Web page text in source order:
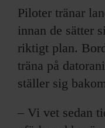
OM F&F
Piloter tränar
innan de sätter
riktigt plan.
träna på
ställer sig
– Vi vet sedan